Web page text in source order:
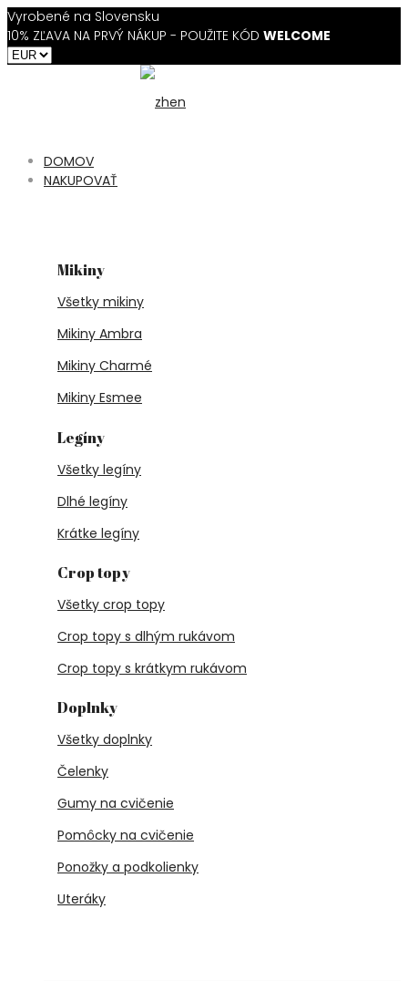
Vyrobené na Slovensku
10% ZĽAVA NA PRVÝ NÁKUP - POUŽITE KÓD WELCOME
DOMOV
NAKUPOVAŤ
Mikiny
Všetky mikiny
Mikiny Ambra
Mikiny Charmé
Mikiny Esmee
Legíny
Všetky legíny
Dlhé legíny
Krátke legíny
Crop topy
Všetky crop topy
Crop topy s dlhým rukávom
Crop topy s krátkym rukávom
Doplnky
Všetky doplnky
Čelenky
Gumy na cvičenie
Pomôcky na cvičenie
Ponožky a podkolienky
Uteráky